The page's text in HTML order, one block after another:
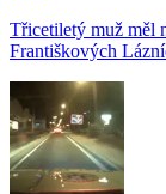
Třicetiletý muž měl
Františkových